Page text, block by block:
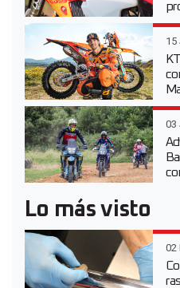
15
03
Lo más visto
02